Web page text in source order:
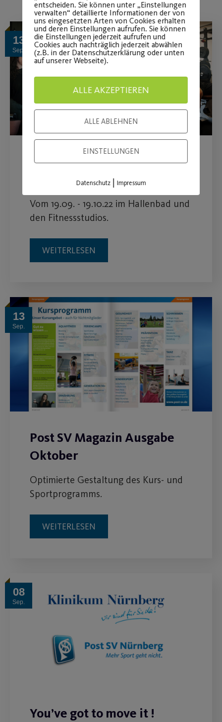
13
Sep.
Sportpartner-Wochen beim
Vom 19.09. - 19.10.22 im Hallenbad und
den Fitnessstudios.
WEITERLESEN
13
Sep.
Post SV Magazin Ausgabe
Oktober
Optimierte Gestaltung des Kurs- und
Sportprogramms.
WEITERLESEN
08
Sep.
You’ve got to move it !
entscheiden. Sie können unter „Einstellungen
verwalten“ detaillierte Informationen der von
uns eingesetzten Arten von Cookies erhalten
und deren Einstellungen aufrufen. Sie können
die Einstellungen jederzeit aufrufen und
Cookies auch nachträglich jederzeit abwählen
(z.B. in der Datenschutzerklärung oder unten
auf unserer Webseite).
ALLE AKZEPTIEREN
ALLE ABLEHNEN
EINSTELLUNGEN
Datenschutz| Impressum